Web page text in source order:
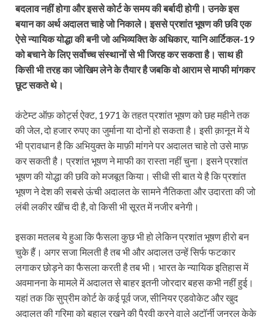
बदलाव नहीं होगा और इससे कोर्ट के समय की बर्बादी होगी। उनके इस
बयान का अर्थ अदालत चाहे जो निकाले। इससे प्रशांत भूषण की छवि एक
ऐसे न्यायिक योद्धा की बनी जो अभिव्यक्ति के अधिकार, यानि आर्टिकल-19
को बचाने के लिए सर्वोच्च संस्थानों से भी जिरह कर सकता है। साथ ही
किसी भी तरह का जोखिम लेने के तैयार है जबकि वो आराम से माफी मांगकर
छूट सकते थे।
कंटेम्ट ऑफ़ कोर्ट्स ऐक्ट, 1971 के तहत प्रशांत भूषण को छह महीने तक
की जेल, दो हजार रुपए का जुर्माना या दोनों हो सकता है। इसी क़ानून में ये
भी प्रावधान है कि अभियुक्त के माफ़ी मांगने पर अदालत चाहे तो उसे माफ़
कर सकती है। प्रशांत भूषण ने माफी का रास्ता नहीं चुना। इसने प्रशांत
भूषण की योद्धा की छवि को मजबूत किया। सीधी सी बात ये है कि प्रशांत
भूषण ने देश की सबसे ऊंची अदालत के सामने नैतिकता और उदारता की जो
लंबी लकीर खींच दी है, वो किसी भी सूरत में नजीर बनेगी।
इसका मतलब ये हुआ कि फैसला कुछ भी हो लेकिन प्रशांत भूषण हीरो बन
चुके हैं। अगर सजा मिलती है तब भी और अदालत उन्हें सिर्फ फटकार
लगाकर छोड़ने का फैसला करती है तब भी। भारत के न्यायिक इतिहास में
अवमानना के मामले में अदालत से बाहर इतनी जोरदार बहस कभी नहीं हुई।
यहां तक कि सुप्रीम कोर्ट के कई पूर्व जज, सीनियर एडवोकेट और खुद
अदालत की गरिमा को बहाल रखने की पैरवी करने वाले अटॉर्नी जनरल केके